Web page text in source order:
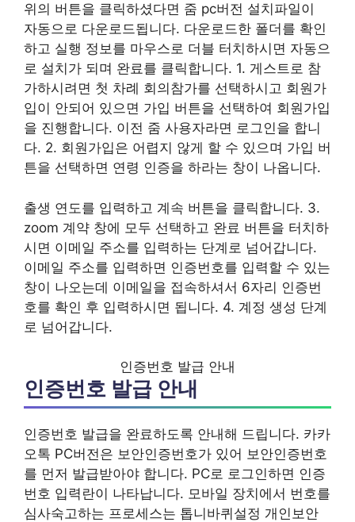
위의 버튼을 클릭하셨다면 줌 pc버전 설치파일이
자동으로 다운로드됩니다. 다운로드한 폴더를 확인
하고 실행 정보를 마우스로 더블 터치하시면 자동으
로 설치가 되며 완료를 클릭합니다. 1. 게스트로 참
가하시려면 첫 차례 회의참가를 선택하시고 회원가
입이 안되어 있으면 가입 버튼을 선택하여 회원가입
을 진행합니다. 이전 줌 사용자라면 로그인을 합니
다. 2. 회원가입은 어렵지 않게 할 수 있으며 가입 버
튼을 선택하면 연령 인증을 하라는 창이 나옵니다.
출생 연도를 입력하고 계속 버튼을 클릭합니다. 3.
zoom 계약 창에 모두 선택하고 완료 버튼을 터치하
시면 이메일 주소를 입력하는 단계로 넘어갑니다.
이메일 주소를 입력하면 인증번호를 입력할 수 있는
창이 나오는데 이메일을 접속하셔서 6자리 인증번
호를 확인 후 입력하시면 됩니다. 4. 계정 생성 단계
로 넘어갑니다.
인증번호 발급 안내
인증번호 발급 안내
인증번호 발급을 완료하도록 안내해 드립니다. 카카
오톡 PC버전은 보안인증번호가 있어 보안인증번호
를 먼저 발급받아야 합니다. PC로 로그인하면 인증
번호 입력란이 나타납니다. 모바일 장치에서 번호를
심사숙고하는 프로세스는 톱니바퀴설정 개인보안